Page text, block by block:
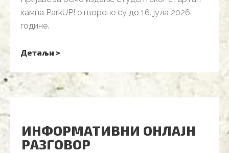
кампа ParkUP! отворене су до 16. јула 2026.
године.
Детаљи >
ИНФОРМАТИВНИ ОНЛАЈН
РАЗГОВОР